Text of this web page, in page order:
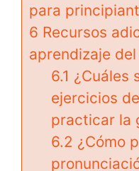
para
6 Recursos
aprendizaje
6.1 ¿Cuáles
ejercicios
practicar la
6.2 ¿Cómo